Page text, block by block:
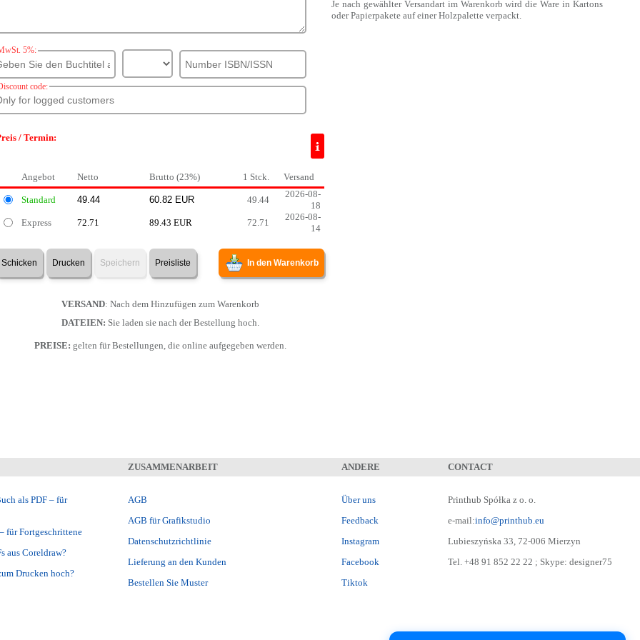
5%:
code:
Je nach gewählter Versandart im Warenkorb wird die Ware in Kartons
oder Papierpakete auf einer Holzpalette verpackt.
/ Termin:
Angebot Netto Brutto (23%) 1 Stck. Versand
Standard 49.44
2026-08-
18
Express
72.71 89.43 EUR 72.71
2026-08-
14
Schicken Drucken Speichern Preisliste In den Warenkorb
VERSAND: Nach dem Hinzufügen zum Warenkorb
DATEIEN: Sie laden sie nach der Bestellung hoch.
PREISE: gelten für Bestellungen, die online aufgegeben werden.
als PDF – für
für Fortgeschrittene
aus Coreldraw?
Drucken hoch?
ZUSAMMENARBEIT
AGB
AGB für Grafikstudio
Datenschutzrichtlinie
Lieferung an den Kunden
Bestellen Sie Muster
ANDERE
Über uns
Feedback
Instagram
Facebook
Tiktok
CONTACT
Printhub Spółka z o. o.
e-mail:info@printhub.eu
Lubieszyńska 33, 72-006 Mierzyn
Tel. +48 91 852 22 22 ; Skype: designer75